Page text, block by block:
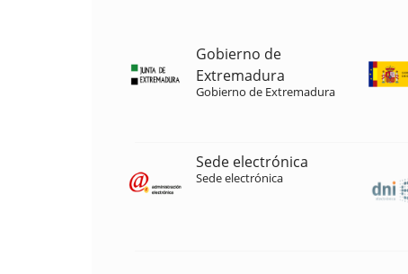
Gobierno de
Extremadura
Gobierno de Extremadura
Sede electrónica
Sede electrónica